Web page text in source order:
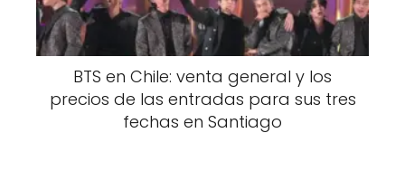
BTS en Chile: venta general y los
precios de las entradas para sus tres
fechas en Santiago